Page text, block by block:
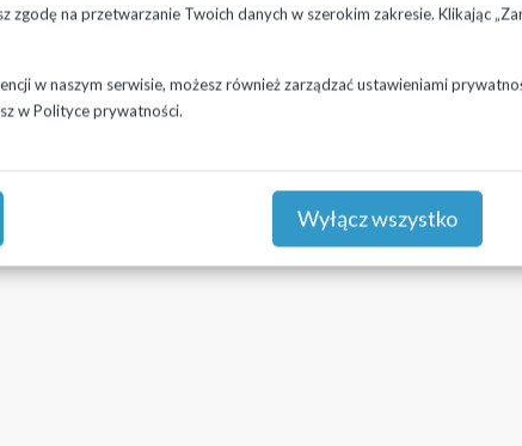
zgodę na przetwarzanie Twoich danych w szerokim zakresie. Klikając
w naszym serwisie, możesz również zarządzać ustawieniami
wPolityce prywatności.
Wyłącz wszystko